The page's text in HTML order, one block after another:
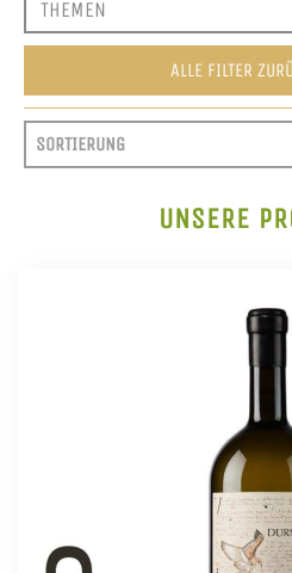
ALLE FILTER
SORTIEREN
SORT CONTENT
SORT CONTENT
UNSERE